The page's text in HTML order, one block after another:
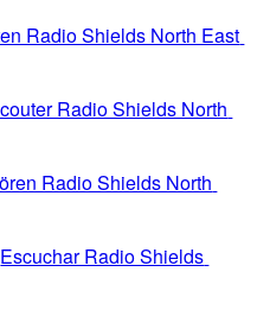
Radio Shields North East
Radio Shields North
Radio Shields North
Escuchar Radio Shields